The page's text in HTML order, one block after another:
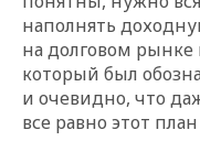
наполнять
на долговом рынке
который был
и очевидно, что
все равно этот